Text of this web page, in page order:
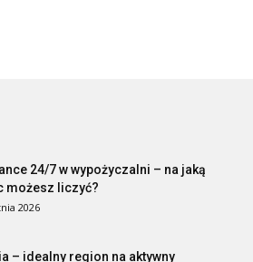
24/7 w wypożyczalni – na jaką
możesz liczyć?
2026
– idealny region na aktywny